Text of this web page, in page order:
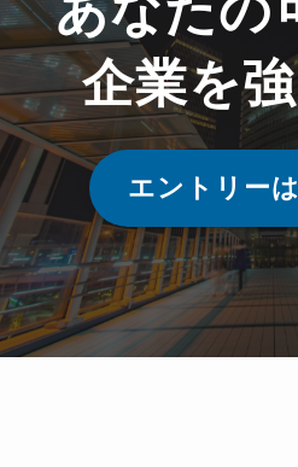
あなたの
企業を
エントリー